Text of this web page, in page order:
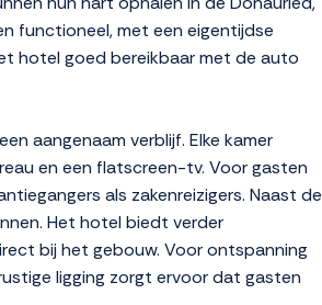
functioneel, met een eigentijdse
hotel goed bereikbaar met de auto
aangenaam verblijf. Elke kamer
en een flatscreen-tv. Voor gasten
als zakenreizigers. Naast de
Het hotel biedt verder
bij het gebouw. Voor ontspanning
ligging zorgt ervoor dat gasten